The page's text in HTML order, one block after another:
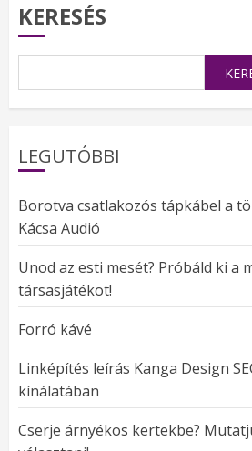
KERESÉS
LEGUTÓBBI
Borotva csatlakozós tápkábel a
Kácsa Audió
Unod az esti mesét? Próbáld ki a
társasjátékot!
Forró kávé
Linképítés leírás Kanga Design
kínálatában
Cserje árnyékos kertekbe?